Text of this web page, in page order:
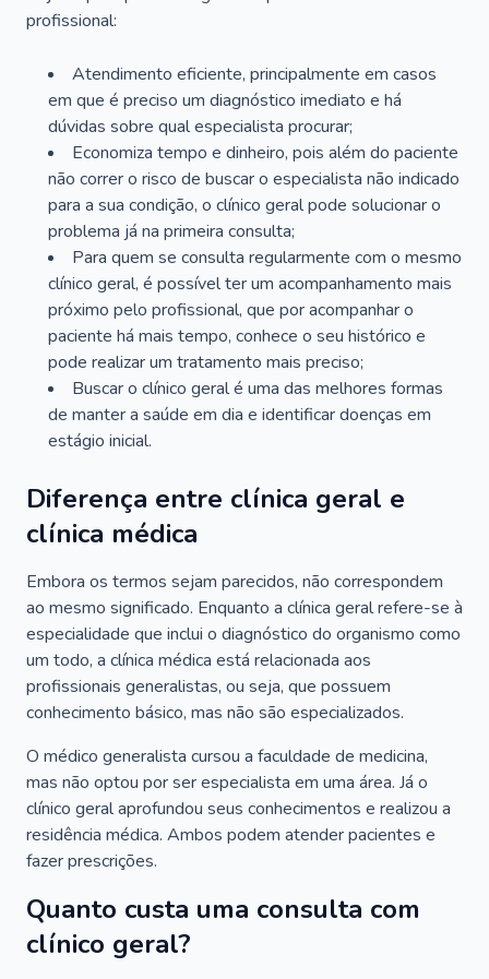
profissional:
Atendimento eficiente, principalmente em casos
em que é preciso um diagnóstico imediato e há
dúvidas sobre qual especialista procurar;
Economiza tempo e dinheiro, pois além do paciente
não correr o risco de buscar o especialista não indicado
para a sua condição, o clínico geral pode solucionar o
problema já na primeira consulta;
Para quem se consulta regularmente com o mesmo
clínico geral, é possível ter um acompanhamento mais
próximo pelo profissional, que por acompanhar o
paciente há mais tempo, conhece o seu histórico e
pode realizar um tratamento mais preciso;
Buscar o clínico geral é uma das melhores formas
de manter a saúde em dia e identificar doenças em
estágio inicial.
Diferença entre clínica geral e
clínica médica
Embora os termos sejam parecidos, não correspondem
ao mesmo significado. Enquanto a clínica geral refere-se à
especialidade que inclui o diagnóstico do organismo como
um todo, a clínica médica está relacionada aos
profissionais generalistas, ou seja, que possuem
conhecimento básico, mas não são especializados.
O médico generalista cursou a faculdade de medicina,
mas não optou por ser especialista em uma área. Já o
clínico geral aprofundou seus conhecimentos e realizou a
residência médica. Ambos podem atender pacientes e
fazer prescrições.
Quanto custa uma consulta com
clínico geral?